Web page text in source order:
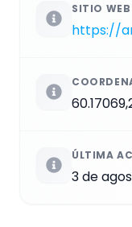
SITIO WEB
https://
ÚLTIMA
3 de